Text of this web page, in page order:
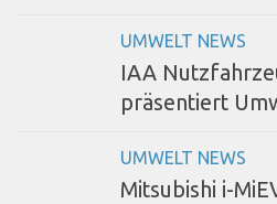
UMWELT NEWS
IAA
präsentiert
UMWELT NEWS
Mitsubishi i-